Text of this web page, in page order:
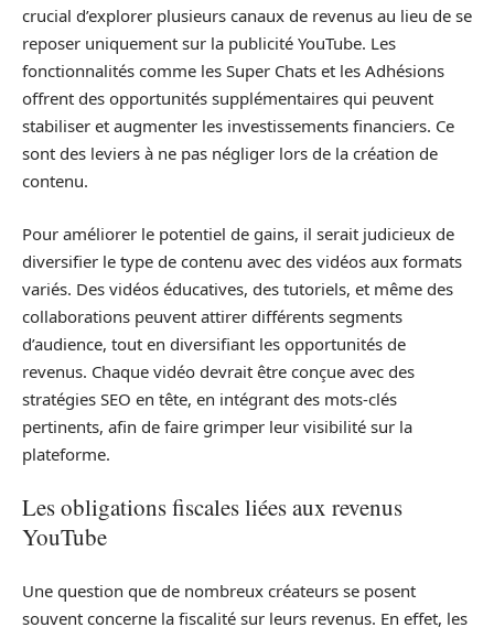
crucial d’explorer plusieurs canaux de revenus au lieu de se
reposer uniquement sur la publicité YouTube. Les
fonctionnalités comme les Super Chats et les Adhésions
offrent des opportunités supplémentaires qui peuvent
stabiliser et augmenter les investissements financiers. Ce
sont des leviers à ne pas négliger lors de la création de
contenu.
Pour améliorer le potentiel de gains, il serait judicieux de
diversifier le type de contenu avec des vidéos aux formats
variés. Des vidéos éducatives, des tutoriels, et même des
collaborations peuvent attirer différents segments
d’audience, tout en diversifiant les opportunités de
revenus. Chaque vidéo devrait être conçue avec des
stratégies SEO en tête, en intégrant des mots-clés
pertinents, afin de faire grimper leur visibilité sur la
plateforme.
Les obligations fiscales liées aux revenus
YouTube
Une question que de nombreux créateurs se posent
souvent concerne la fiscalité sur leurs revenus. En effet, les